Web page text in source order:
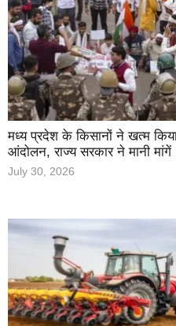
मध्य प्रदेश के किसानों ने खत्म
आंदोलन, राज्य सरकार ने मानी मांगें
July 30, 2026